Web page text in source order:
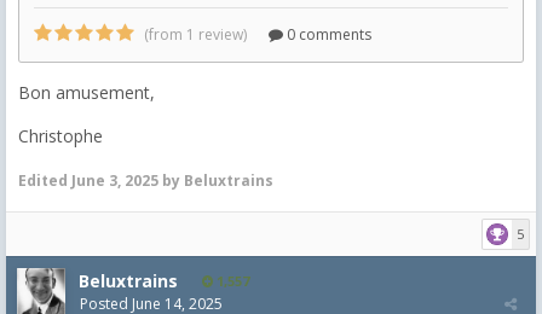
Bon amusement,
Christophe
Edited June 3, 2025 by Beluxtrains
5
Beluxtrains 1,557
Posted June 14, 2025